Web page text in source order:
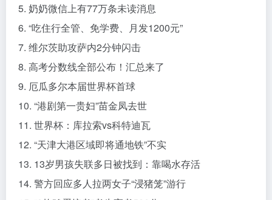
5. 奶奶微信上有77万条未读消息
6. “吃住行全管、免学费、月发1200元”
7. 维尔茨助攻萨内2分钟闪击
8. 高考分数线全部公布！汇总来了
9. 厄瓜多尔本届世界杯首球
10. “港剧第一贵妇”苗金凤去世
11. 世界杯：库拉索vs科特迪瓦
12. “天津大港区域即将通地铁”不实
13. 13岁男孩失联多日被找到：靠喝水存活
14. 警方回应多人拉两女子“浸猪笼”游行